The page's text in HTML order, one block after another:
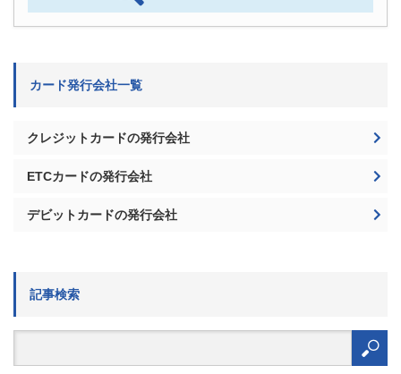
カード発行会社一覧
クレジットカードの発行会社
ETCカードの発行会社
デビットカードの発行会社
記事検索
検